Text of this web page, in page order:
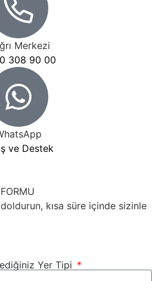
Merkezi
308 90 00​
ve Destek
kısa süre içinde sizinle
Yer Tipi